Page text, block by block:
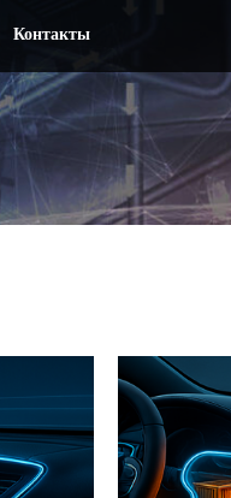
Контакты